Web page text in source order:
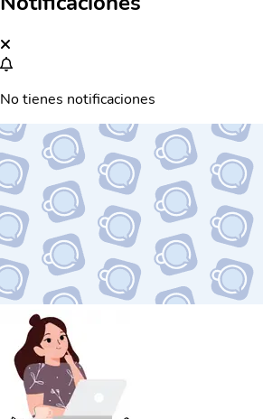
No tienes notificaciones